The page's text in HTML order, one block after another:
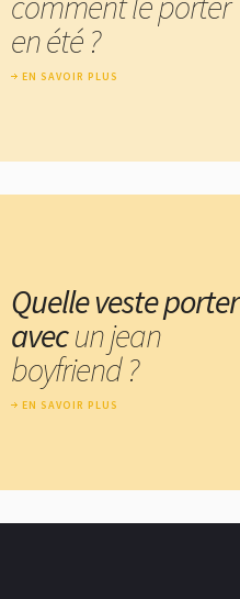
en été ?
EN SAVOIR PLUS
Quelle veste porter
avecun jean
boyfriend ?
EN SAVOIR PLUS